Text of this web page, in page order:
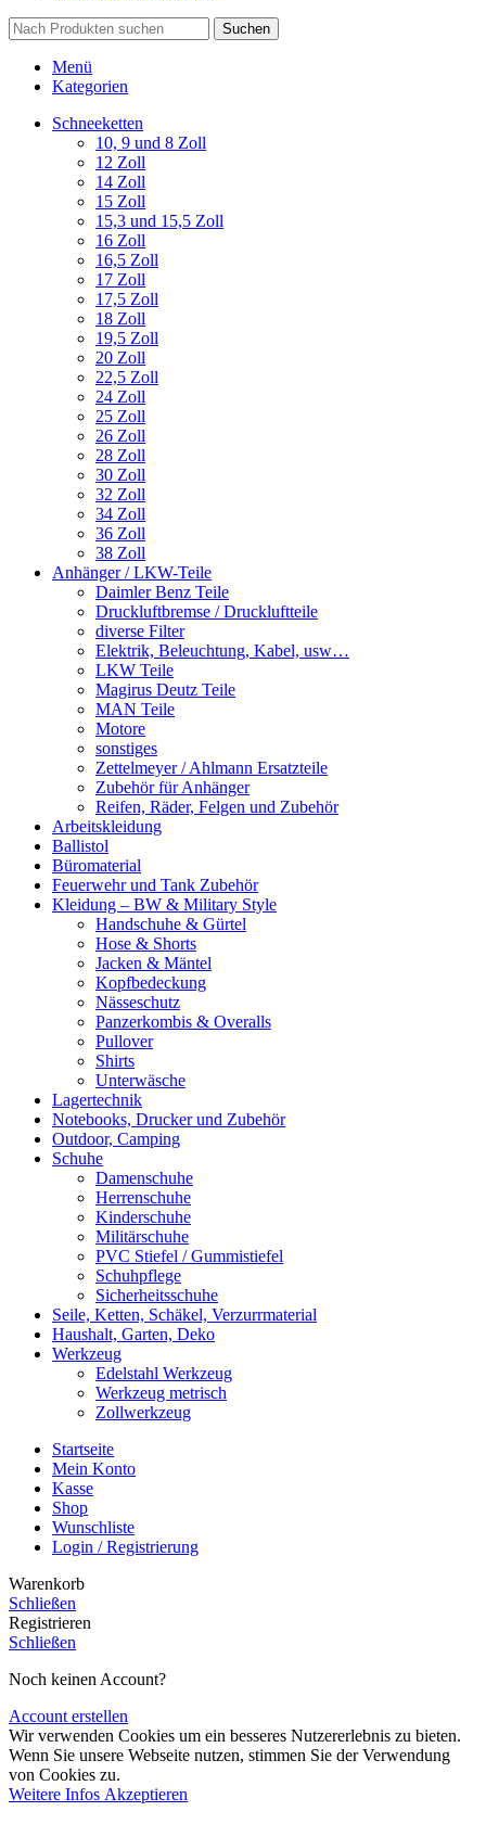
Suchen
Menü
Kategorien
Schneeketten
10, 9 und 8 Zoll
12 Zoll
14 Zoll
15 Zoll
15,3 und 15,5 Zoll
16 Zoll
16,5 Zoll
17 Zoll
17,5 Zoll
18 Zoll
19,5 Zoll
20 Zoll
22,5 Zoll
24 Zoll
25 Zoll
26 Zoll
28 Zoll
30 Zoll
32 Zoll
34 Zoll
36 Zoll
38 Zoll
Anhänger / LKW-Teile
Daimler Benz Teile
Druckluftbremse / Druckluftteile
diverse Filter
Elektrik, Beleuchtung, Kabel, usw…
LKW Teile
Magirus Deutz Teile
MAN Teile
Motore
sonstiges
Zettelmeyer / Ahlmann Ersatzteile
Zubehör für Anhänger
Reifen, Räder, Felgen und Zubehör
Arbeitskleidung
Ballistol
Büromaterial
Feuerwehr und Tank Zubehör
Kleidung – BW & Military Style
Handschuhe & Gürtel
Hose & Shorts
Jacken & Mäntel
Kopfbedeckung
Nässeschutz
Panzerkombis & Overalls
Pullover
Shirts
Unterwäsche
Lagertechnik
Notebooks, Drucker und Zubehör
Outdoor, Camping
Schuhe
Damenschuhe
Herrenschuhe
Kinderschuhe
Militärschuhe
PVC Stiefel / Gummistiefel
Schuhpflege
Sicherheitsschuhe
Seile, Ketten, Schäkel, Verzurrmaterial
Haushalt, Garten, Deko
Werkzeug
Edelstahl Werkzeug
Werkzeug metrisch
Zollwerkzeug
Startseite
Mein Konto
Kasse
Shop
Wunschliste
Login / Registrierung
Warenkorb
Schließen
Registrieren
Schließen
Noch keinen Account?
Account erstellen
Wir verwenden Cookies um ein besseres Nutzererlebnis zu bieten.
Wenn Sie unsere Webseite nutzen, stimmen Sie der Verwendung
von Cookies zu.
Weitere Infos Weitere
Akzeptieren